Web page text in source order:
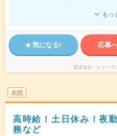
もっ
気になる! 応募
派遣会社 ヒューマ
未読
高時給！土日休み！夜
務など